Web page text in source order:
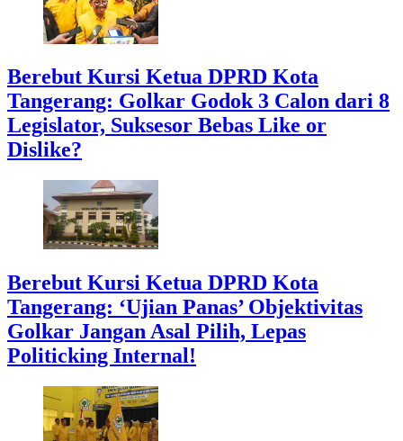
Berebut Kursi Ketua DPRD Kota
Tangerang: Golkar Godok 3 Calon dari 8
Legislator, Suksesor Bebas Like or
Dislike?
Berebut Kursi Ketua DPRD Kota
Tangerang: ‘Ujian Panas’ Objektivitas
Golkar Jangan Asal Pilih, Lepas
Politicking Internal!